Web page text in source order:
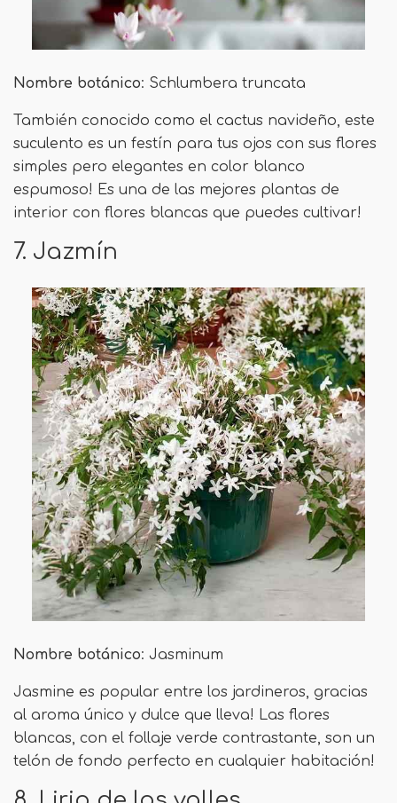
Nombre botánico: Schlumbera truncata
También conocido como el cactus navideño, este
suculento es un festín para tus ojos con sus flores
simples pero elegantes en color blanco
espumoso! Es una de las mejores plantas de
interior con flores blancas que puedes cultivar!
7. Jazmín
Nombre botánico: Jasminum
Jasmine es popular entre los jardineros, gracias
al aroma único y dulce que lleva! Las flores
blancas, con el follaje verde contrastante, son un
telón de fondo perfecto en cualquier habitación!